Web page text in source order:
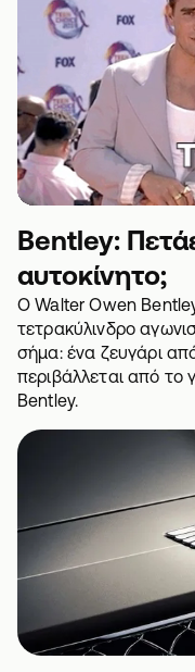
Bentley:
αυτοκίνητο;
Ο Walter Owen
τετρακύλινδρο
σήμα: ένα ζευγάρι
περιβάλλεται από το
Bentley.